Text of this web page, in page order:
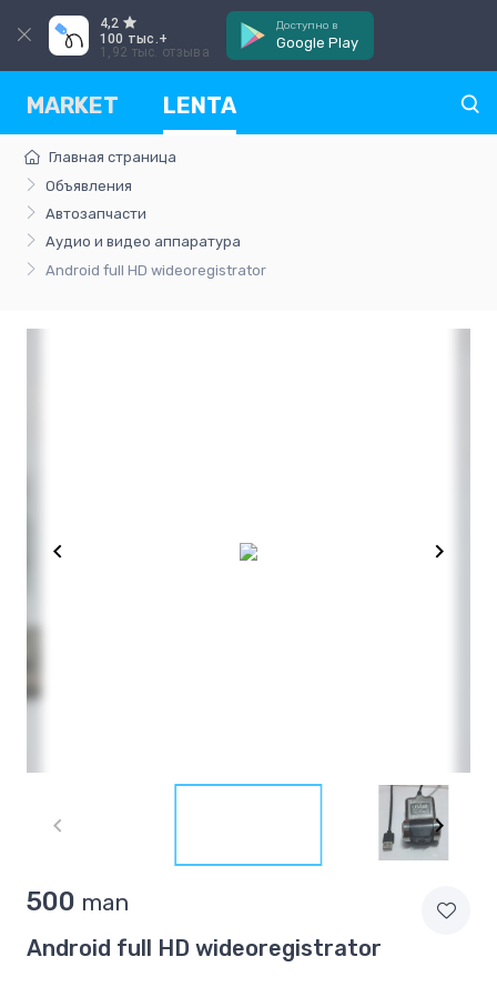
4,2
100 тыс.+
1,92 тыс. отзыва
Доступно в
Google Play
MARKET LENTA
Главная страница
Объявления
Автозапчасти
Аудио и видео аппаратура
Android full HD wideoregistrator
1
3
500 man
Android full HD wideoregistrator